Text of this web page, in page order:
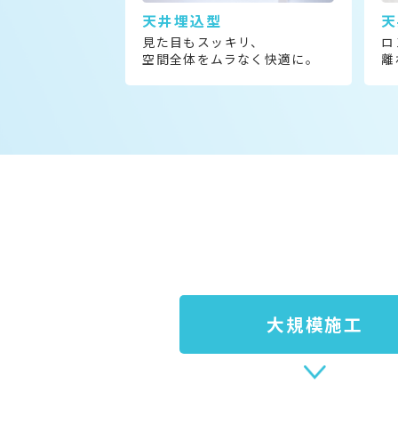
天井埋込型
見た目もスッキリ、
空間全体をムラなく快適に。
ロ
離
大規模施工